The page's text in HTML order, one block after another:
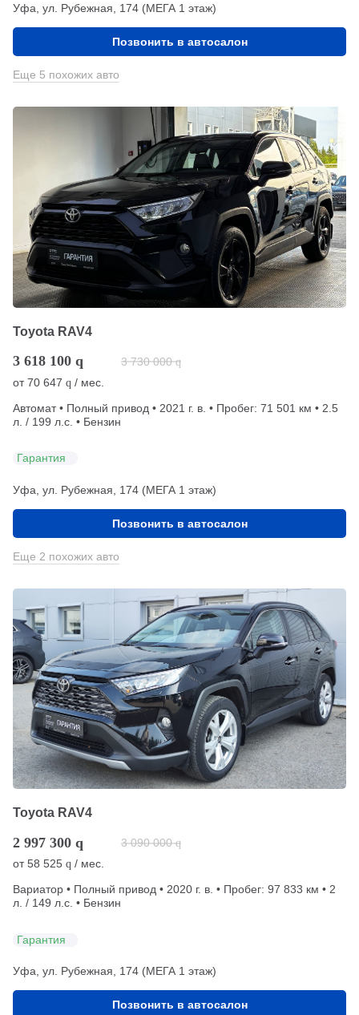
Уфа, ул. Рубежная, 174 (МЕГА 1 этаж)
Позвонить в автосалон
Еще 5 похожих авто
Toyota RAV4
3 618 100 q 3 730 000 q
от70 647 q / мес.
Автомат • Полный привод • 2021 г. в. • Пробег: 71 501 км • 2.5
л. / 199 л.с. • Бензин
Гарантия
Уфа, ул. Рубежная, 174 (МЕГА 1 этаж)
Позвонить в автосалон
Еще 2 похожих авто
Toyota RAV4
2 997 300 q 3 090 000 q
от58 525 q / мес.
Вариатор • Полный привод • 2020 г. в. • Пробег: 97 833 км • 2
л. / 149 л.с. • Бензин
Гарантия
Уфа, ул. Рубежная, 174 (МЕГА 1 этаж)
Позвонить в автосалон